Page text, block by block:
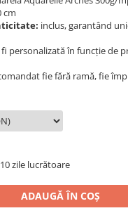
cm
inclus, garantând
personalizată în funcție de
fie fără ramă, fie
zile lucrătoare
ADAUGĂ ÎN COȘ